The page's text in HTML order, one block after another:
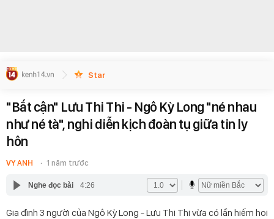
Star
"Bắt cận" Lưu Thi Thi - Ngô Kỳ Long "né nhau
như né tà", nghi diễn kịch đoàn tụ giữa tin ly
hôn
VY ANH 1 năm trước
Nghe đọc bài 4:26
Gia đình 3 người của Ngô Kỳ Long - Lưu Thi Thi vừa có lần hiếm hoi